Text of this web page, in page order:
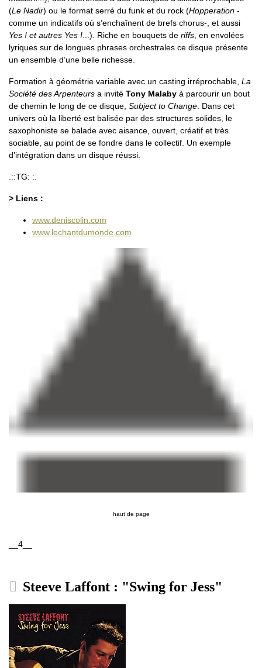
(Le Nadir) ou le format serré du funk et du rock (Hopperation -
comme un indicatifs où s’enchaînent de brefs chorus-, et aussi
Yes ! et autres Yes ! ...). Riche en bouquets de riffs , en envolées
lyriques sur de longues phrases orchestrales ce disque présente
un ensemble d’une belle richesse.
Formation à géométrie variable avec un casting irréprochable, La
Société des Arpenteurs a invité Tony Malaby à parcourir un bout
de chemin le long de ce disque, Subject to Change . Dans cet
univers où la liberté est balisée par des structures solides, le
saxophoniste se balade avec aisance, ouvert, créatif et très
sociable, au point de se fondre dans le collectif. Un exemple
d’intégration dans un disque réussi.
.::TG: :.
> Liens :
www.deniscolin.com
www.lechantdumonde.com
haut de page
__4__
Steeve Laffont : "Swing for Jess"